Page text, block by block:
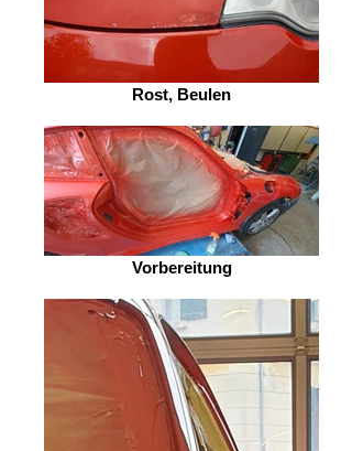
Rost, Beulen
Vorbereitung